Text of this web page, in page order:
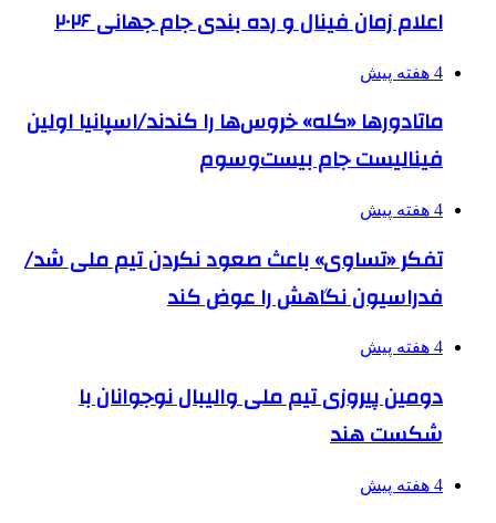
اعلام زمان فینال و رده بندی جام جهانی ۲۰۲۶
4 هفته پیش
ماتادورها «کله» خروس‌ها را کندند/اسپانیا اولین
فینالیست جام بیست‌وسوم
4 هفته پیش
تفکر «تساوی» باعث صعود نکردن تیم ملی شد/
فدراسیون نگاهش را عوض کند
4 هفته پیش
دومین پیروزی تیم ملی والیبال نوجوانان با
شکست هند
4 هفته پیش